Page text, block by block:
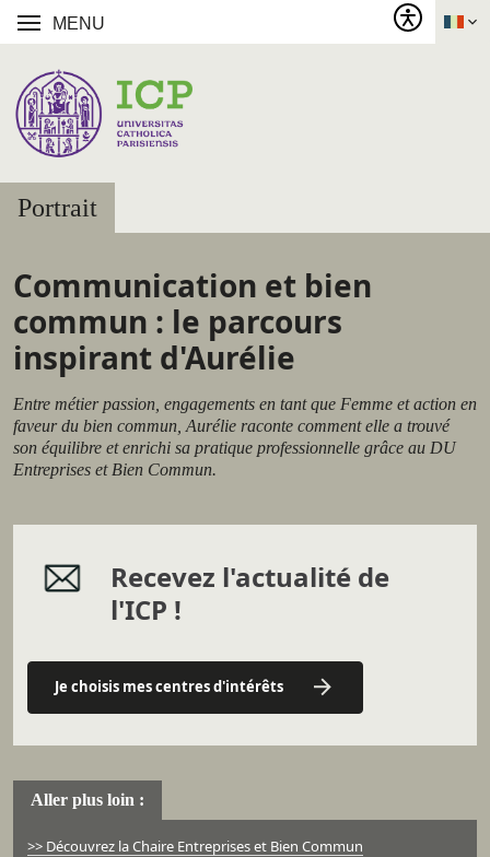
MENU
Portrait
Communication et bien
commun : le parcours
inspirant d'Aurélie
Entre métier passion, engagements en tant que Femme et action en
faveur du bien commun, Aurélie raconte comment elle a trouvé
son équilibre et enrichi sa pratique professionnelle grâce au DU
Entreprises et Bien Commun.
Recevez l'actualité de
l'ICP !
Je choisis mes centres d'intérêts
Aller plus loin :
>> Découvrez la Chaire Entreprises et Bien Commun